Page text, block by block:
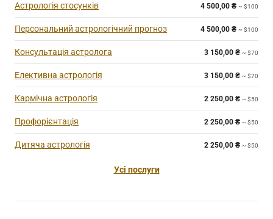
Астрологія стосунків 4 500,00 ₴ ~ $100
Персональний астрологічний прогноз 4 500,00 ₴ ~ $100
Консультація астролога 3 150,00 ₴ ~ $70
Елективна астрологія 3 150,00 ₴ ~ $70
Кармічна астрологія 2 250,00 ₴ ~ $50
Профорієнтація 2 250,00 ₴ ~ $50
Дитяча астрологія 2 250,00 ₴ ~ $50
Усі послуги